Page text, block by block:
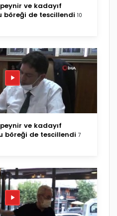
ve kadayıf
böreği de tescillendi 10
ve kadayıf
böreği de tescillendi 7